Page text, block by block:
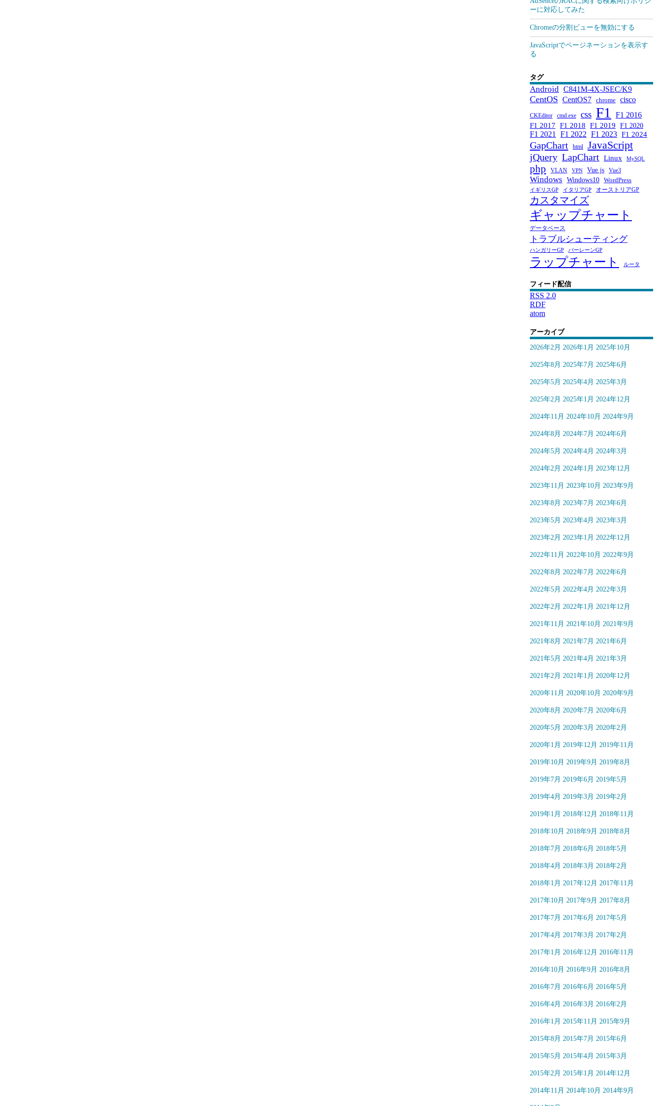
ーに対応してみた
Chromeの分割ビューを無効にする
JavaScriptでページネーションを表示す
る
タグ
Android C841M-4X-JSEC/K9
CentOS CentOS7 chrome cisco
CKEditor cmd.exe css F1
F1 2016
F1 2017 F1 2018 F1 2019 F1 2020
F1 2021 F1 2022 F1 2023 F1 2024
GapChart html JavaScript
jQuery LapChart Linux MySQL
php VLAN VPN Vue.js Vue3
Windows Windows10 WordPress
イギリスGP イタリアGP オーストリアGP
カスタマイズ
ギャップチャート
データベース
トラブルシューティング
ハンガリーGP バーレーンGP
ラップチャート ルータ
フィード配信
RSS 2.0
RDF
atom
アーカイブ
2026年2月 2026年1月 2025年10月
2025年8月 2025年7月 2025年6月
2025年5月 2025年4月 2025年3月
2025年2月 2025年1月 2024年12月
2024年11月 2024年10月 2024年9月
2024年8月 2024年7月 2024年6月
2024年5月 2024年4月 2024年3月
2024年2月 2024年1月 2023年12月
2023年11月 2023年10月 2023年9月
2023年8月 2023年7月 2023年6月
2023年5月 2023年4月 2023年3月
2023年2月 2023年1月 2022年12月
2022年11月 2022年10月 2022年9月
2022年8月 2022年7月 2022年6月
2022年5月 2022年4月 2022年3月
2022年2月 2022年1月 2021年12月
2021年11月 2021年10月 2021年9月
2021年8月 2021年7月 2021年6月
2021年5月 2021年4月 2021年3月
2021年2月 2021年1月 2020年12月
2020年11月 2020年10月 2020年9月
2020年8月 2020年7月 2020年6月
2020年5月 2020年3月 2020年2月
2020年1月 2019年12月 2019年11月
2019年10月 2019年9月 2019年8月
2019年7月 2019年6月 2019年5月
2019年4月 2019年3月 2019年2月
2019年1月 2018年12月 2018年11月
2018年10月 2018年9月 2018年8月
2018年7月 2018年6月 2018年5月
2018年4月 2018年3月 2018年2月
2018年1月 2017年12月 2017年11月
2017年10月 2017年9月 2017年8月
2017年7月 2017年6月 2017年5月
2017年4月 2017年3月 2017年2月
2017年1月 2016年12月 2016年11月
2016年10月 2016年9月 2016年8月
2016年7月 2016年6月 2016年5月
2016年4月 2016年3月 2016年2月
2016年1月 2015年11月 2015年9月
2015年8月 2015年7月 2015年6月
2015年5月 2015年4月 2015年3月
2015年2月 2015年1月 2014年12月
2014年11月 2014年10月 2014年9月